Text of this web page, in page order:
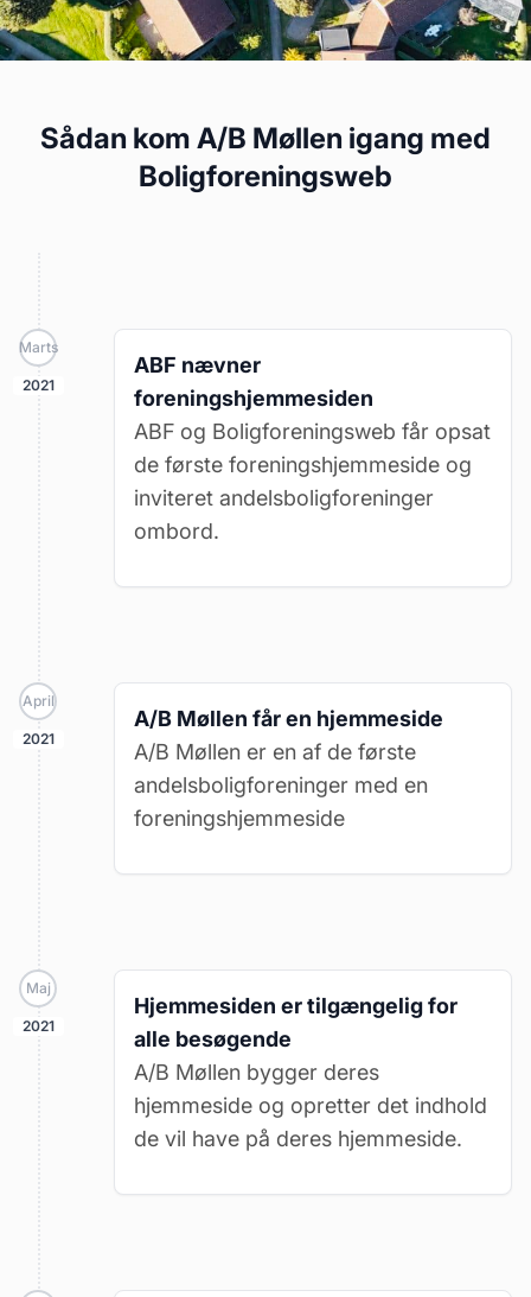
Sådan kom A/B Møllen igang med
Boligforeningsweb
ABF nævner
foreningshjemmesiden
ABF og Boligforeningsweb får opsat
de første foreningshjemmeside og
inviteret andelsboligforeninger
ombord.
Marts
2021
A/B Møllen får en hjemmeside
A/B Møllen er en af de første
andelsboligforeninger med en
foreningshjemmeside
April
2021
Hjemmesiden er tilgængelig for
alle besøgende
A/B Møllen bygger deres
hjemmeside og opretter det indhold
de vil have på deres hjemmeside.
Maj
2021